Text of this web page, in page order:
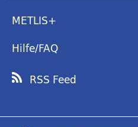
METLIS+
Hilfe/FAQ
RSS Feed